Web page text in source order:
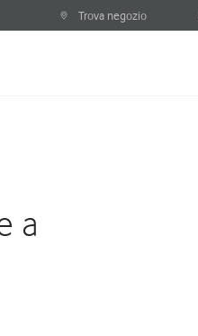
Trova negozio
a